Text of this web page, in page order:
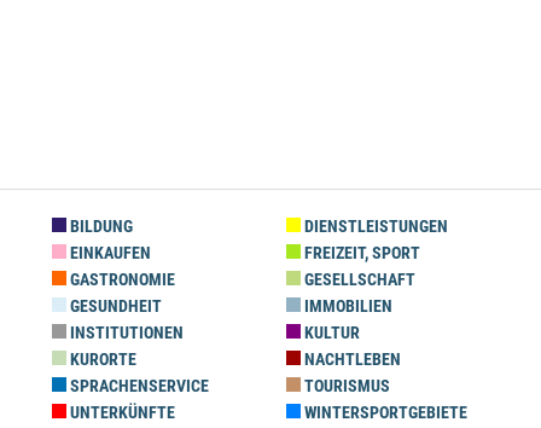
BILDUNG
DIENSTLEISTUNGEN
EINKAUFEN
FREIZEIT, SPORT
GASTRONOMIE
GESELLSCHAFT
GESUNDHEIT
IMMOBILIEN
INSTITUTIONEN
KULTUR
KURORTE
NACHTLEBEN
SPRACHENSERVICE
TOURISMUS
UNTERKÜNFTE
WINTERSPORTGEBIETE